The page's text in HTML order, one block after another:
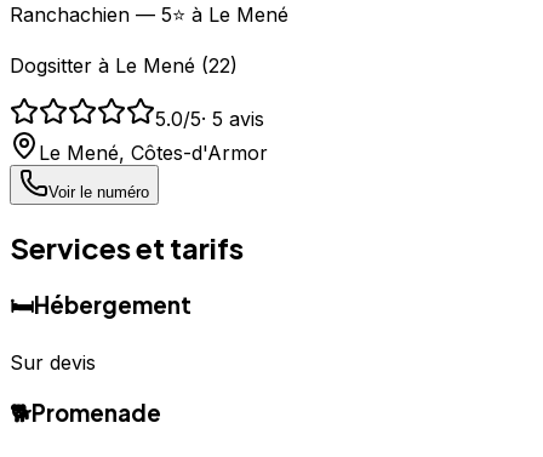
Ranchachien — 5⭐ à Le Mené
Dogsitter à Le Mené (22)
5.0/5· 5 avis
Le Mené, Côtes-d'Armor
Voir le numéro
Services et tarifs
🛏️Hébergement
Sur devis
🐕Promenade